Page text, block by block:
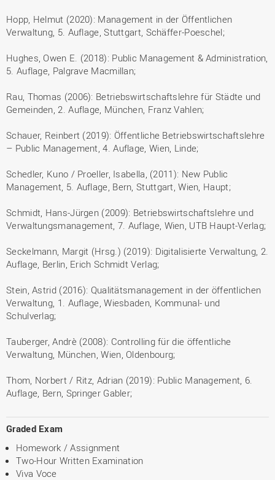
Hopp, Helmut (2020): Management in der Öffentlichen
Verwaltung, 5. Auflage, Stuttgart, Schäffer-Poeschel;
Hughes, Owen E. (2018): Public Management & Administration,
5. Auflage, Palgrave Macmillan;
Rau, Thomas (2006): Betriebswirtschaftslehre für Städte und
Gemeinden, 2. Auflage, München, Franz Vahlen;
Schauer, Reinbert (2019): Öffentliche Betriebswirtschaftslehre
– Public Management, 4. Auflage, Wien, Linde;
Schedler, Kuno / Proeller, Isabella, (2011): New Public
Management, 5. Auflage, Bern, Stuttgart, Wien, Haupt;
Schmidt, Hans-Jürgen (2009): Betriebswirtschaftslehre und
Verwaltungsmanagement, 7. Auflage, Wien, UTB Haupt-Verlag;
Seckelmann, Margit (Hrsg.) (2019): Digitalisierte Verwaltung, 2.
Auflage, Berlin, Erich Schmidt Verlag;
Stein, Astrid (2016): Qualitätsmanagement in der öffentlichen
Verwaltung, 1. Auflage, Wiesbaden, Kommunal- und
Schulverlag;
Tauberger, Andrè (2008): Controlling für die öffentliche
Verwaltung, München, Wien, Oldenbourg;
Thom, Norbert / Ritz, Adrian (2019): Public Management, 6.
Auflage, Bern, Springer Gabler;
Graded Exam
Homework / Assignment
Two-Hour Written Examination
Viva Voce